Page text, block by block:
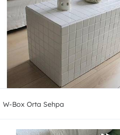
W-Box Orta Sehpa